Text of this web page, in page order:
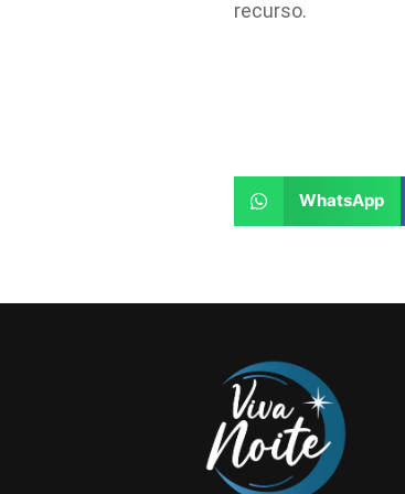
recurso.
WhatsApp